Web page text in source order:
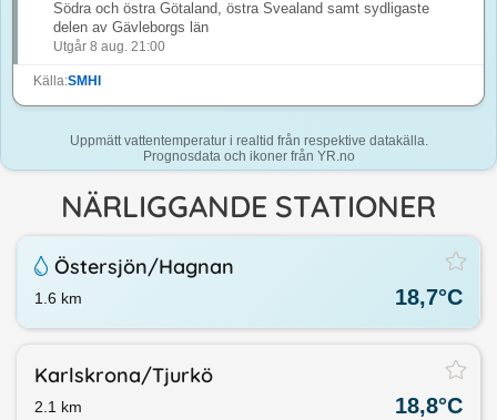
Södra och östra Götaland, östra Svealand samt sydligaste
delen av Gävleborgs län
Utgår 8 aug. 21:00
Källa:SMHI
Uppmätt vattentemperatur i realtid från respektive datakälla.
Prognosdata och ikoner från YR.no
NÄRLIGGANDE STATIONER
Östersjön/​Hagnan
1.6 km 18,7°C
Karlskrona/​Tjurkö
2.1 km 18,8°C